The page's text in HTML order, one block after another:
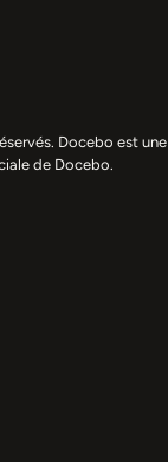
Docebo est une
de Docebo.